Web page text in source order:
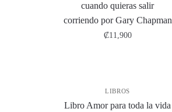
cuando quieras salir
corriendo por Gary Chapman
₡11,900
LIBROS
Libro Amor para toda la vida